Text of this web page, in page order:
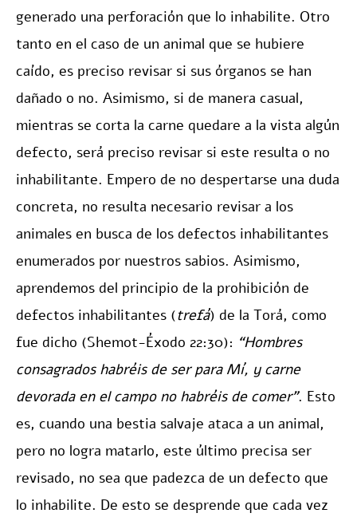
generado una perforación que lo inhabilite. Otro
tanto en el caso de un animal que se hubiere
caído, es preciso revisar si sus órganos se han
dañado o no. Asimismo, si de manera casual,
mientras se corta la carne quedare a la vista algún
defecto, será preciso revisar si este resulta o no
inhabilitante. Empero de no despertarse una duda
concreta, no resulta necesario revisar a los
animales en busca de los defectos inhabilitantes
enumerados por nuestros sabios. Asimismo,
aprendemos del principio de la prohibición de
defectos inhabilitantes (trefá) de la Torá, como
fue dicho (Shemot-Éxodo 22:30): “Hombres
consagrados habréis de ser para Mí, y carne
devorada en el campo no habréis de comer”. Esto
es, cuando una bestia salvaje ataca a un animal,
pero no logra matarlo, este último precisa ser
revisado, no sea que padezca de un defecto que
lo inhabilite. De esto se desprende que cada vez